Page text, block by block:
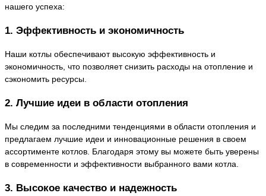
нашего успеха:
1. Эффективность и экономичность
Наши котлы обеспечивают высокую эффективность и
экономичность, что позволяет снизить расходы на отопление и
сэкономить ресурсы.
2. Лучшие идеи в области отопления
Мы следим за последними тенденциями в области отопления и
предлагаем лучшие идеи и инновационные решения в своем
ассортименте котлов. Благодаря этому вы можете быть уверены
в современности и эффективности выбранного вами котла.
3. Высокое качество и надежность